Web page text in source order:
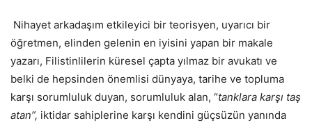
Nihayet arkadaşım etkileyici bir teorisyen, uyarıcı bir
öğretmen, elinden gelenin en iyisini yapan bir makale
yazarı, Filistinlilerin küresel çapta yılmaz bir avukatı ve
belki de hepsinden önemlisi dünyaya, tarihe ve topluma
karşı sorumluluk duyan, sorumluluk alan, “tanklara karşı taş
atan”, iktidar sahiplerine karşı kendini güçsüzün yanında